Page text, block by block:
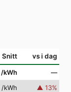
Snitt vs i dag
/kWh
—
/kWh ▲ 13%